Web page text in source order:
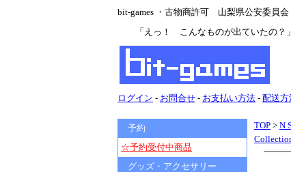
bit-games ・古物商許可 山梨県公安委員
「えっ！ こんなものが出ていたの？」
ログイン - お問合せ - お支払い方法 - 配送方
TOP > N
予約
☆予約受付中商品
グッズ・アクセサリー